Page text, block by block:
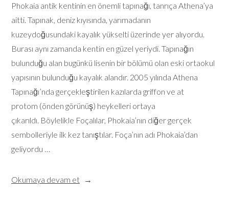
Phokaia antik kentinin en önemli tapınağı, tanrıça Athena’ya
aitti. Tapınak, deniz kıyısında, yarımadanın
kuzeydoğusundaki kayalık yükselti üzerinde yer alıyordu.
Burası aynı zamanda kentin en güzel yeriydi. Tapınağın
bulunduğu alan bugünkü lisenin bir bölümü olan eski ortaokul
yapısının bulunduğu kayalık alandır. 2005 yılında Athena
Tapınağı’nda gerçekleştirilen kazılarda griffon ve at
protom (önden görünüş) heykelleri ortaya
çıkarıldı. Böylelikle Foçalılar, Phokaia’nın diğer gerçek
sembolleriyle ilk kez tanıştılar. Foça’nın adı Phokaia’dan
geliyordu …
Okumaya devam et